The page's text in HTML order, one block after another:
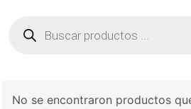
No se encontraron productos